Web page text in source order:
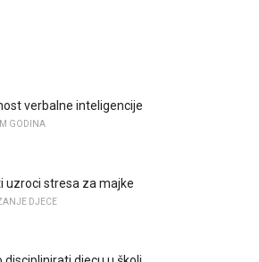
verbalne inteligencije
GODINA
uzroci stresa za majke
DJECE